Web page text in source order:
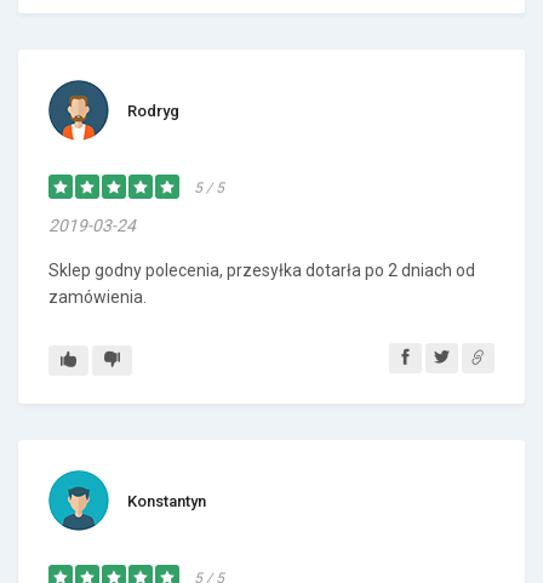
Rodryg
5 / 5
2019-03-24
Sklep godny polecenia, przesyłka dotarła po 2 dniach od
zamówienia.
Konstantyn
5 / 5